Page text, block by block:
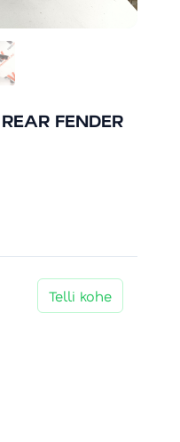
FENDER
Telli kohe